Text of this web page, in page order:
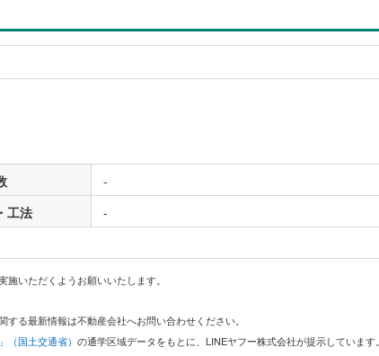
-
工法
-
いただくようお願いいたします。
る最新情報は不動産会社へお問い合わせください。
（国土交通省） の通学区域データをもとに、LINEヤフー株式会社が提示しています。